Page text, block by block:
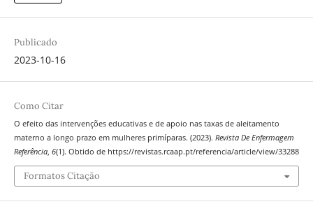
Publicado
2023-10-16
Como Citar
O efeito das intervenções educativas e de apoio nas taxas de aleitamento
materno a longo prazo em mulheres primíparas. (2023). Revista De Enfermagem
Referência, 6(1). Obtido de https://revistas.rcaap.pt/referencia/article/view/33288
Formatos Citação